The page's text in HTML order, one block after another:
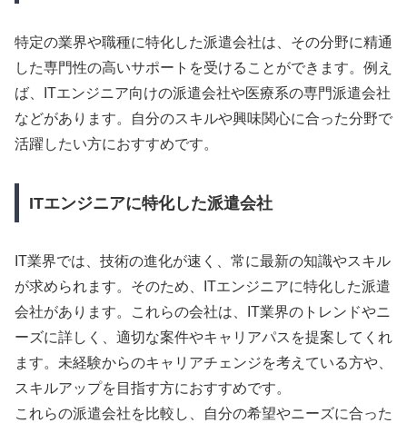
特定の業界や職種に特化した派遣会社は、その分野に精通
した専門性の高いサポートを受けることができます。例え
ば、ITエンジニア向けの派遣会社や医療系の専門派遣会社
などがあります。自分のスキルや興味関心に合った分野で
活躍したい方におすすめです。
ITエンジニアに特化した派遣会社
IT業界では、技術の進化が速く、常に最新の知識やスキル
が求められます。そのため、ITエンジニアに特化した派遣
会社があります。これらの会社は、IT業界のトレンドやニ
ーズに詳しく、適切な案件やキャリアパスを提案してくれ
ます。未経験からのキャリアチェンジを考えている方や、
スキルアップを目指す方におすすめです。
これらの派遣会社を比較し、自分の希望やニーズに合った